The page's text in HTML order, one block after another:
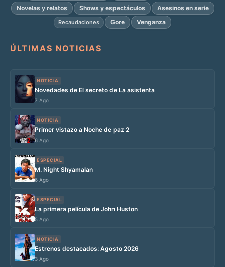
Novelas y relatos Shows y espectáculos Asesinos en serie
Recaudaciones Gore Venganza
ÚLTIMAS NOTICIAS
NOTICIA
Novedades de El secreto de La asistenta
7 Ago
NOTICIA
Primer vistazo a Noche de paz 2
6 Ago
ESPECIAL
M. Night Shyamalan
6 Ago
ESPECIAL
La primera película de John Huston
5 Ago
NOTICIA
Estrenos destacados: Agosto 2026
3 Ago